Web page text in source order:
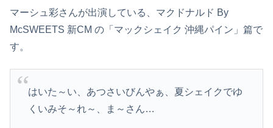
マーシュ彩さんが出演している、マクドナルド By
McSWEETS 新CM の「マックシェイク 沖縄パイン」篇で
す。
はいた～い、あつさいびんやぁ、夏シェイクでゆ
くいみそ～れ～、ま～さん…